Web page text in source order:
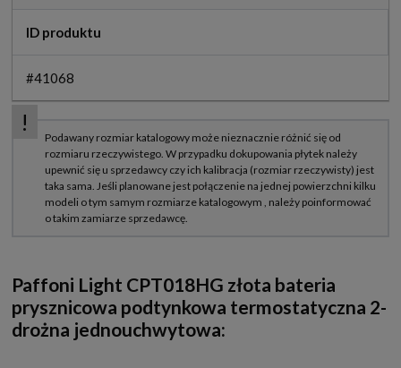
ID produktu
#41068
Paffoni Light CPT018HG złota bateria
prysznicowa podtynkowa termostatyczna 2-
drożna jednouchwytowa: